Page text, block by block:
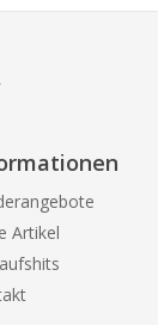
Artikel